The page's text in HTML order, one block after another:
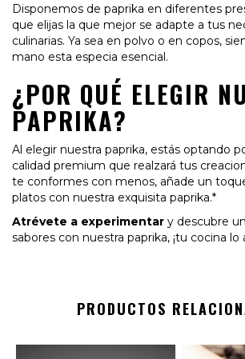
Disponemos de paprika en diferentes
que elijas la que mejor se adapte a tus
culinarias. Ya sea en polvo o en copos,
mano esta especia esencial.
¿POR QUÉ ELEGIR
PAPRIKA?
Al elegir nuestra paprika, estás optando
calidad premium que realzará tus
te conformes con menos, añade un
platos con nuestra exquisita paprika.*
Atrévete a experimentar y descubre
sabores con nuestra paprika, ¡tu cocina lo
PRODUCTOS